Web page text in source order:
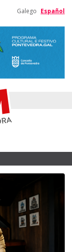
Galego Español